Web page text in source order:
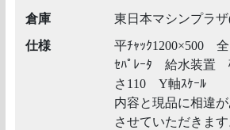
倉庫
東日本マシンプラ
仕様
平ﾁｬｯｸ1200×500
ｾﾊﾟﾚｰﾀ 給水装置
さ110 Y軸ｽｹｰﾙ
内容と現品に相違
させていただきます